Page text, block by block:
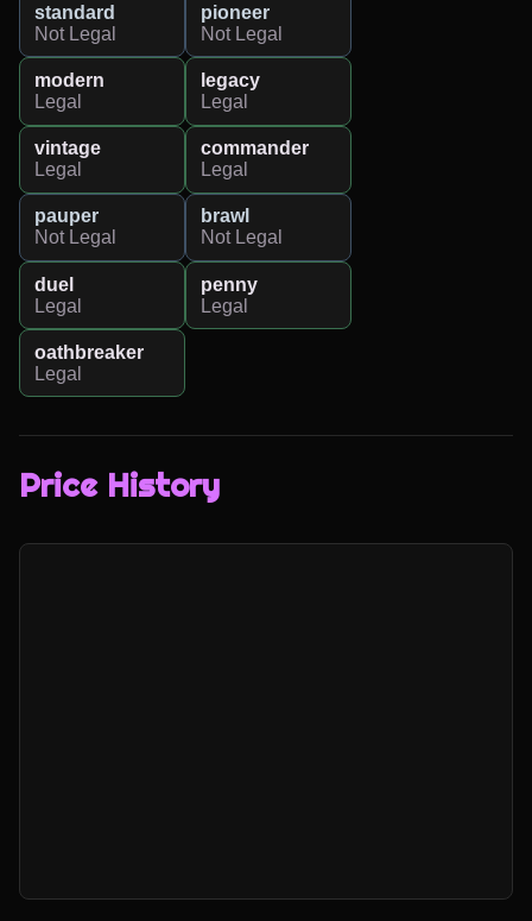
standard
Not Legal
pioneer
Not Legal
modern
Legal
legacy
Legal
vintage
Legal
commander
Legal
pauper
Not Legal
brawl
Not Legal
duel
Legal
penny
Legal
oathbreaker
Legal
Price History